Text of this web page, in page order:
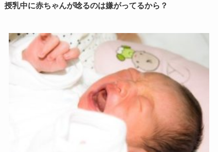
授乳中に赤ちゃんが唸るのは嫌がってるから？